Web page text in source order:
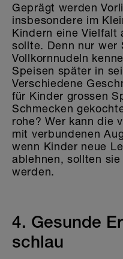
Geprägt werden
insbesondere im
Kindern eine Vielfalt
sollte. Denn nur wer
Vollkornnudeln
Speisen später in
Verschiedene
für Kinder grossen
Schmecken
rohe? Wer kann die
mit verbundenen
wenn Kinder neue
ablehnen, sollten
werden.
4. Gesunde
schlau